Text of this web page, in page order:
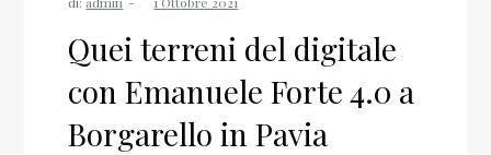
Quei terreni del digitale
con Emanuele Forte 4.0 a
Borgarello in Pavia